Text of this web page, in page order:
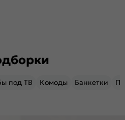
под ТВ Комоды Банкетки